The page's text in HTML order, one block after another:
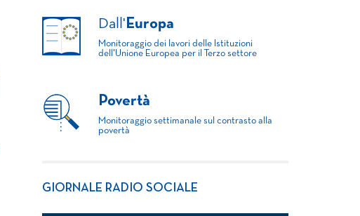
Dall' Europa
Monitoraggio dei lavori delle Istituzioni
dell'Unione Europea per il Terzo settore
Povertà
Monitoraggio settimanale sul contrasto alla
povertà
GIORNALE RADIO SOCIALE